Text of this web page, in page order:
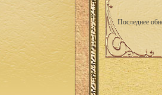
Последнее